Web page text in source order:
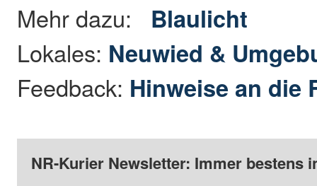
Mehr dazu: Blaulicht
Lokales: Neuwied &
Feedback: Hinweise an die
NR-Kurier Newsletter: Immer bestens